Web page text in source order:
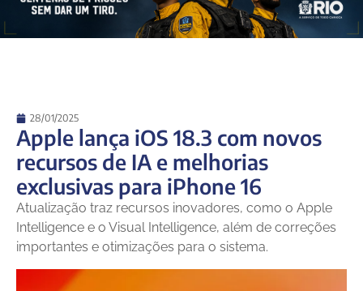
28/01/2025
Apple lança iOS 18.3 com novos
recursos de IA e melhorias
exclusivas para iPhone 16
Atualização traz recursos inovadores, como o Apple
Intelligence e o Visual Intelligence, além de correções
importantes e otimizações para o sistema.